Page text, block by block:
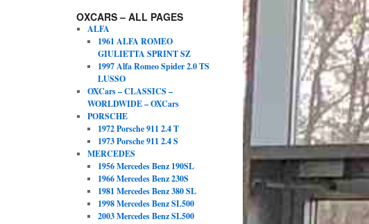
OXCARS – ALL PAGES
ALFA
1961 ALFA ROMEO
GIULIETTA SPRINT SZ
1997 Alfa Romeo Spider 2.0 TS
LUSSO
OXCars – CLASSICS –
WORLDWIDE – OXCars
PORSCHE
1972 Porsche 911 2.4 T
1973 Porsche 911 2.4 S
MERCEDES
1956 Mercedes Benz 190SL
1966 Mercedes Benz 230S
1981 Mercedes Benz 380 SL
1998 Mercedes Benz SL500
2003 Mercedes Benz SL500